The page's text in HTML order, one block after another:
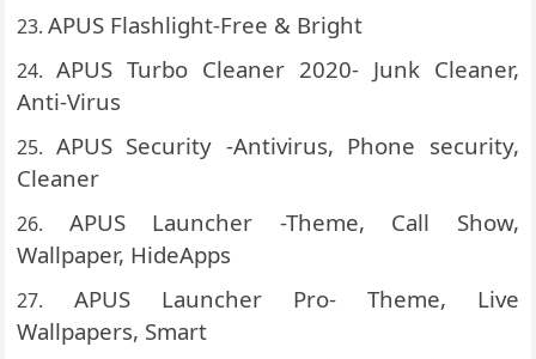
APUS Flashlight-Free & Bright
APUS Turbo Cleaner 2020- Junk Cleaner,
Anti-Virus
APUS Security -Antivirus, Phone security,
Cleaner
APUS Launcher -Theme, Call Show,
Wallpaper, HideApps
APUS Launcher Pro- Theme, Live
Wallpapers, Smart